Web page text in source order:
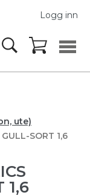
Logg inn
ute)
SORT 1,6
1,6